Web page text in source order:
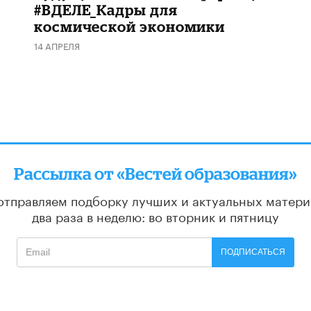
#ВДЕЛЕ_Кадры для
космической экономики
14 АПРЕЛЯ
Рассылка от «Вестей образования»
подборку лучших и актуальных
два раза в неделю: во вторник и пятницу
ПОДПИСАТЬСЯ